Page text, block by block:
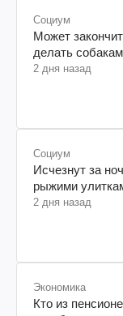
Социум
Может
делать
2 дня назад
Социум
Исчезнут за
рыжими
2 дня назад
Экономика
Кто из